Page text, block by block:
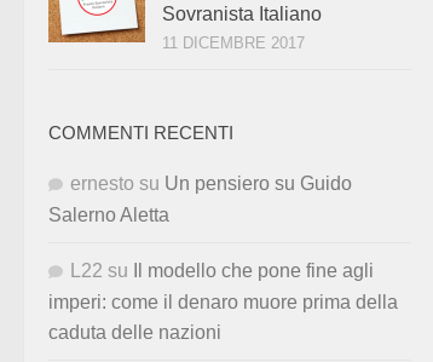
Sovranista Italiano
11 DICEMBRE 2017
COMMENTI RECENTI
ernesto su Un pensiero su Guido
Salerno Aletta
L22 su
Il modello che pone fine agli
imperi: come il denaro muore prima della
caduta delle nazioni